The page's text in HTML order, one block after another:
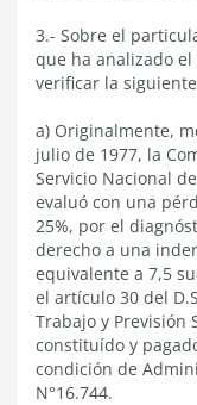
3.- Sobre el
que ha analizado
verificar la
a) Originalmente,
julio de 1977, la
Servicio Nacional
evaluó con una
25%, por el
derecho a una
equivalente a 7,5
el artículo 30 del
Trabajo y Previsión
constituído y
condición de
N°16.744.